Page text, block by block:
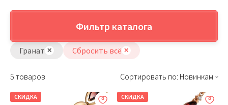
Фильтр каталога
Гранат Сбросить всё
5 товаров Сортировать по: Новинкам
СКИДКА СКИДКА